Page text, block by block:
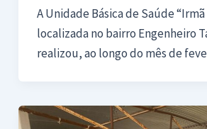
A Unidade Básica de Saúde
localizada no bairro Engenheiro
realizou, ao longo do mês de